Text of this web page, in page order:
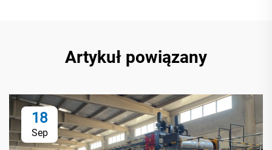
Artykuł powiązany
18
Sep